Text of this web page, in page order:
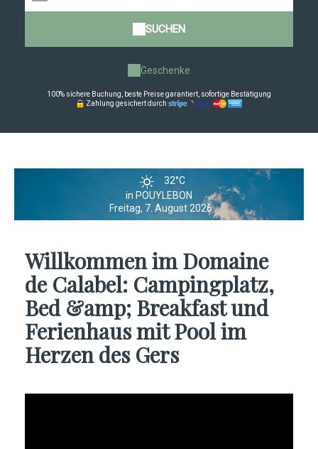
SUCHEN
Geschenke
100% sichere Buchung, beste Preise garantiert, sofortige Bestätigung
Zahlung gesichert durch
32°C
in POUYLEBON
Freitag, 7. August 2026
Willkommen im Domaine
de Calabel: Campingplatz,
Bed &amp; Breakfast und
Ferienhaus mit Pool im
Herzen des Gers